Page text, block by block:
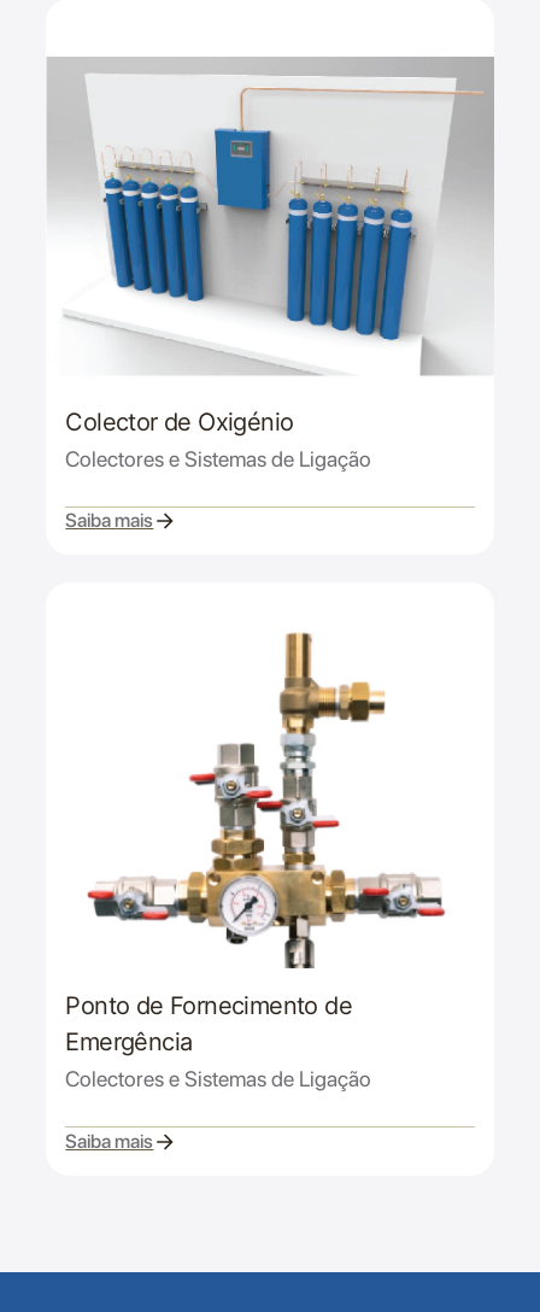
Colector de Oxigénio
Colectores e Sistemas de Ligação
Saiba mais
Ponto de Fornecimento de
Emergência
Colectores e Sistemas de Ligação
Saiba mais